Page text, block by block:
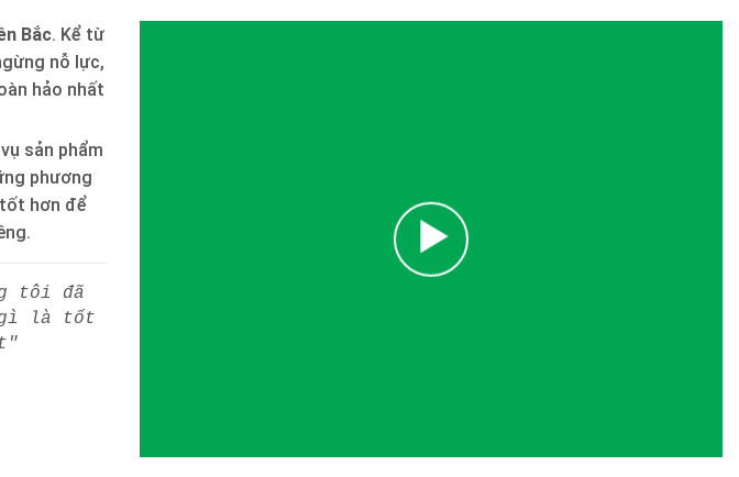
Bắc. Kể từ
nỗ lực,
hảo nhất
sản phẩm
phương
hơn để
tôi đã
gì là tốt